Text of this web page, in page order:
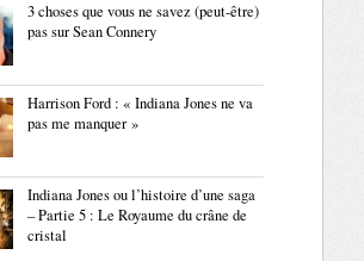
3 choses que vous ne savez (peut-être)
pas sur Sean Connery
Harrison Ford : « Indiana Jones ne va
pas me manquer »
Indiana Jones ou l’histoire d’une saga
– Partie 5 : Le Royaume du crâne de
cristal